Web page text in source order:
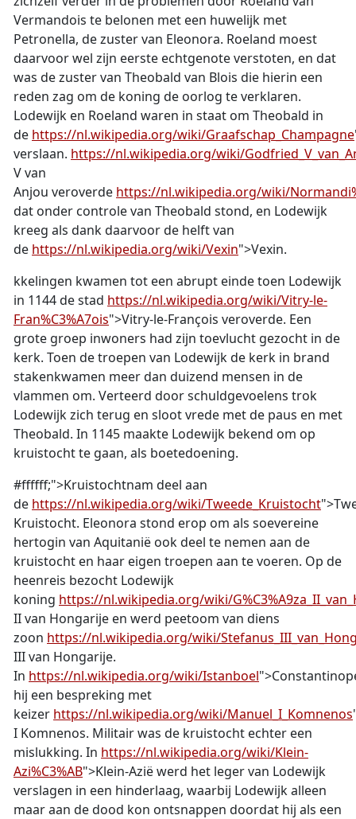
Vermandois te belonen met een huwelijk met
Petronella, de zuster van Eleonora. Roeland moest
daarvoor wel zijn eerste echtgenote verstoten, en dat
was de zuster van Theobald van Blois die hierin een
reden zag om de koning de oorlog te verklaren.
Lodewijk en Roeland waren in staat om Theobald in
de https://nl.wikipedia.org/wiki/Graafschap_Champagne
verslaan. https://nl.wikipedia.org/wiki/
V van
Anjou veroverde https://nl.wikipedia.org/wiki/
dat onder controle van Theobald stond, en Lodewijk
kreeg als dank daarvoor de helft van
de https://nl.wikipedia.org/wiki/Vexin">Vexin.
kkelingen kwamen tot een abrupt einde toen Lodewijk
in 1144 de stad https://nl.wikipedia.org/wiki/Vitry-le-
Fran%C3%A7ois">Vitry-le-François veroverde. Een
grote groep inwoners had zijn toevlucht gezocht in de
kerk. Toen de troepen van Lodewijk de kerk in brand
stakenkwamen meer dan duizend mensen in de
vlammen om. Verteerd door schuldgevoelens trok
Lodewijk zich terug en sloot vrede met de paus en met
Theobald. In 1145 maakte Lodewijk bekend om op
kruistocht te gaan, als boetedoening.
#ffffff;">Kruistochtnam deel aan
de https://nl.wikipedia.org/wiki/Tweede_Kruistocht
Kruistocht. Eleonora stond erop om als soevereine
hertogin van Aquitanië ook deel te nemen aan de
kruistocht en haar eigen troepen aan te voeren. Op de
heenreis bezocht Lodewijk
koning https://nl.wikipedia.org/wiki/
II van Hongarije en werd peetoom van diens
zoon https://nl.wikipedia.org/wiki/
III van Hongarije.
In https://nl.wikipedia.org/wiki/Istanboel
hij een bespreking met
keizer https://nl.wikipedia.org/wiki/Manuel_I_Komnenos
I Komnenos. Militair was de kruistocht echter een
mislukking. In https://nl.wikipedia.org/wiki/Klein-
Azi%C3%AB">Klein-Azië werd het leger van Lodewijk
verslagen in een hinderlaag, waarbij Lodewijk alleen
maar aan de dood kon ontsnappen doordat hij als een